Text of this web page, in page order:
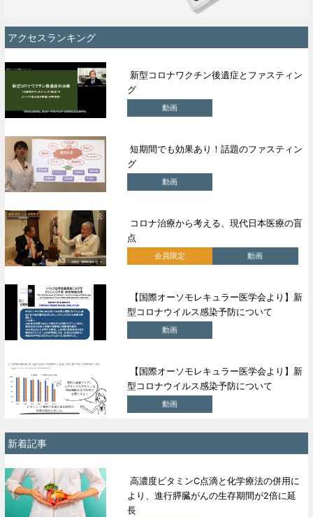
アクセスランキング
新型コロナワクチン後遺症とファスティン
グ
動画
短期間でも効果あり！話題のファスティン
グ
動画
コロナ治療から考える、現代日本医療の盲
点
会員限定 動画
【国際オーソモレキュラー医学会より】新
型コロナウイルス感染予防について
動画
【国際オーソモレキュラー医学会より】新
型コロナウイルス感染予防について
動画
新着記事
高濃度ビタミンC点滴と化学療法の併用に
より、進行膵臓がんの生存期間が2倍に延
長